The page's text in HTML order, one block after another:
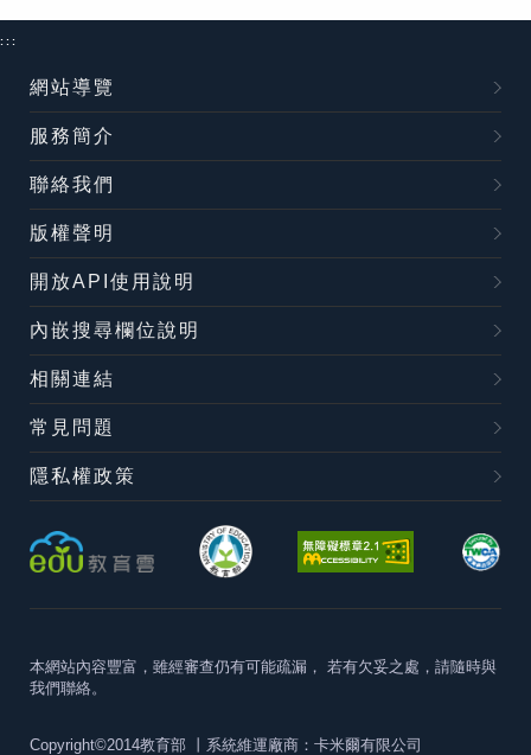
:::
網站導覽
服務簡介
聯絡我們
版權聲明
開放API使用說明
內嵌搜尋欄位說明
相關連結
常見問題
隱私權政策
本網站內容豐富，雖經審查仍有可能疏漏， 若有欠妥之處，請隨時與
我們聯絡。
Copyright©2014教育部 丨系統維運廠商：卡米爾有限公司